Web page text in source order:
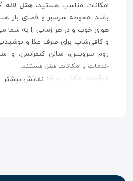
امکانات مناسب هستید، هتل لاله
باشد. محوطه‌ سرسبز و فضای باز
هوای خوب و در هر زمانی را به شما
و کافی‌شاپ برای صرف غذا و
روم سرویس، سالن کنفرانس، و
خدمات و امکانات هتل هستند.
موقعیت مکانی و قرار داشتنهتل
نمایش بیشتر